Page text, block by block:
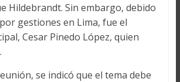
Hildebrandt. Sin embargo, debido
gestiones en Lima, fue el
Cesar Pinedo López, quien
se indicó que el tema debe